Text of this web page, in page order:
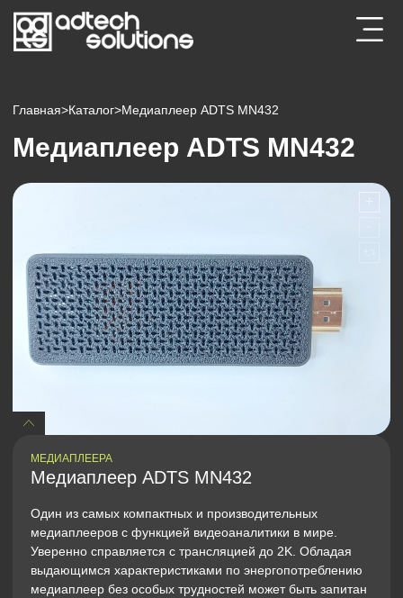
Главная>Каталог>Медиаплеер ADTS MN432
Медиаплеер ADTS MN432
МЕДИАПЛЕЕРА
Медиаплеер ADTS MN432
Один из самых компактных и производительных
медиаплееров с функцией видеоаналитики в мире.
Уверенно справляется с трансляцией до 2K. Обладая
выдающимся характеристиками по энергопотреблению
медиаплеер без особых трудностей может быть запитан